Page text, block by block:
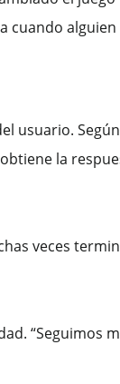
cuando
usuario.
la
veces
“Seguimos